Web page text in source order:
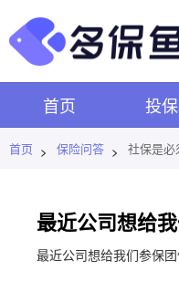
首页 投
首页 > 保险问答 > 社保是必
最近公司想给
最近公司想给我们参保